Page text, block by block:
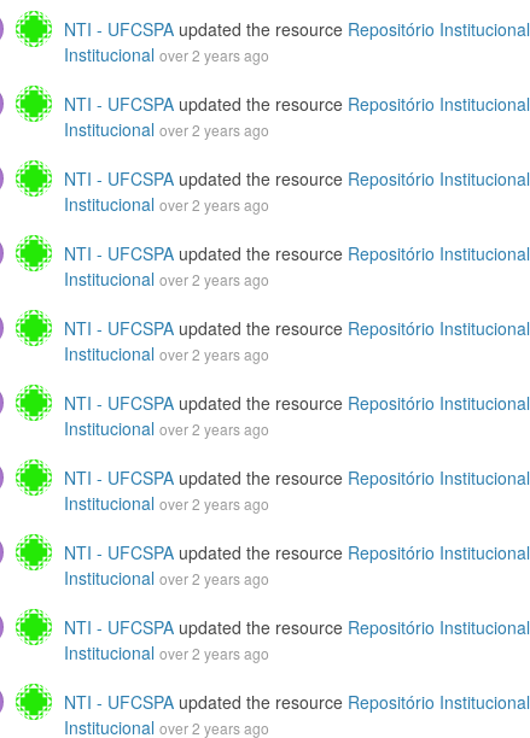
NTI - UFCSPA updated the resource Repositório Institucional
Institucional over 2 years ago
NTI - UFCSPA updated the resource Repositório Institucional
Institucional over 2 years ago
NTI - UFCSPA updated the resource Repositório Institucional
Institucional over 2 years ago
NTI - UFCSPA updated the resource Repositório Institucional
Institucional over 2 years ago
NTI - UFCSPA updated the resource Repositório Institucional
Institucional over 2 years ago
NTI - UFCSPA updated the resource Repositório Institucional
Institucional over 2 years ago
NTI - UFCSPA updated the resource Repositório Institucional
Institucional over 2 years ago
NTI - UFCSPA updated the resource Repositório Institucional
Institucional over 2 years ago
NTI - UFCSPA updated the resource Repositório Institucional
Institucional over 2 years ago
NTI - UFCSPA updated the resource Repositório Institucional
Institucional over 2 years ago